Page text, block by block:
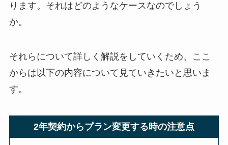
ります。それはどのようなケースなのでしょう
か。
それらについて詳しく解説をしていくため、ここ
からは以下の内容について見ていきたいと思いま
す。
2年契約からプラン変更する時の注意点